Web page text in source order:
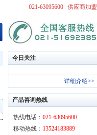
供应商加盟
021-63095600
今日关注
详细介绍>>
产品咨询热线
热线电话： 021-63095600
移动热线： 13524183889